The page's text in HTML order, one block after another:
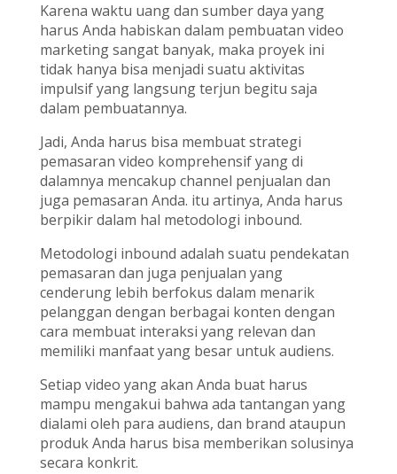
Karena waktu uang dan sumber daya yang
harus Anda habiskan dalam pembuatan video
marketing sangat banyak, maka proyek ini
tidak hanya bisa menjadi suatu aktivitas
impulsif yang langsung terjun begitu saja
dalam pembuatannya.
Jadi, Anda harus bisa membuat strategi
pemasaran video komprehensif yang di
dalamnya mencakup channel penjualan dan
juga pemasaran Anda. itu artinya, Anda harus
berpikir dalam hal metodologi inbound.
Metodologi inbound adalah suatu pendekatan
pemasaran dan juga penjualan yang
cenderung lebih berfokus dalam menarik
pelanggan dengan berbagai konten dengan
cara membuat interaksi yang relevan dan
memiliki manfaat yang besar untuk audiens.
Setiap video yang akan Anda buat harus
mampu mengakui bahwa ada tantangan yang
dialami oleh para audiens, dan brand ataupun
produk Anda harus bisa memberikan solusinya
secara konkrit.